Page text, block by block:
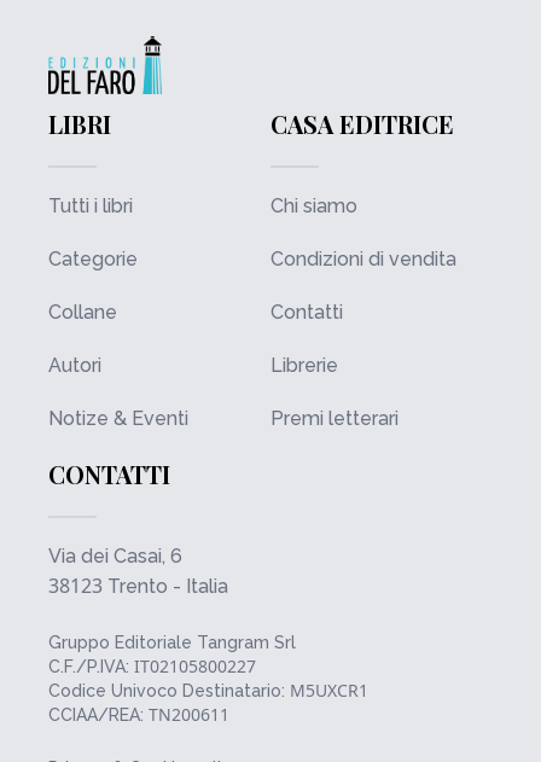
LIBRI
Tutti i libri
Categorie
Collane
Autori
Notize & Eventi
CASA EDITRICE
Chi siamo
Condizioni di vendita
Contatti
Librerie
Premi letterari
CONTATTI
Via dei Casai, 6
38123 Trento - Italia
Gruppo Editoriale Tangram Srl
C.F./P.IVA: IT02105800227
Codice Univoco Destinatario: M5UXCR1
CCIAA/REA: TN200611